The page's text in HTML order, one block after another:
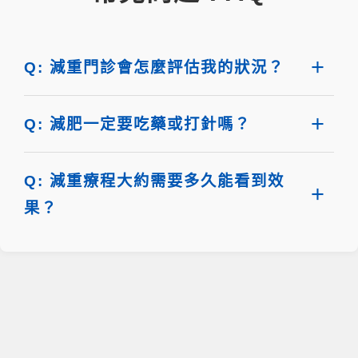
Q: 減重門診會怎麼評估我的狀況？
Q: 減肥一定要吃藥或打針嗎？
Q: 減重療程大約需要多久能看到效
果？